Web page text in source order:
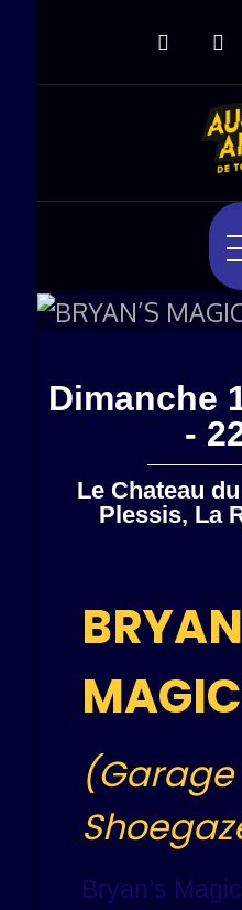
Aucard de
Aucard de
Dimanche
-
Le Chateau
Plessis, La
(Garage
Bryan’s